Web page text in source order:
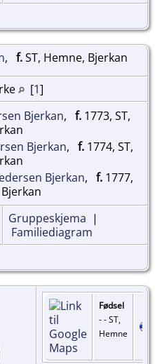
, f.ST, Hemne, Bjerkan
[1]
Bjerkan, f. 1773, ST,
Bjerkan, f. 1774, ST,
Bjerkan, f. 1777,
Gruppeskjema |
Familiediagram
Fødsel
- - ST,
Hemne